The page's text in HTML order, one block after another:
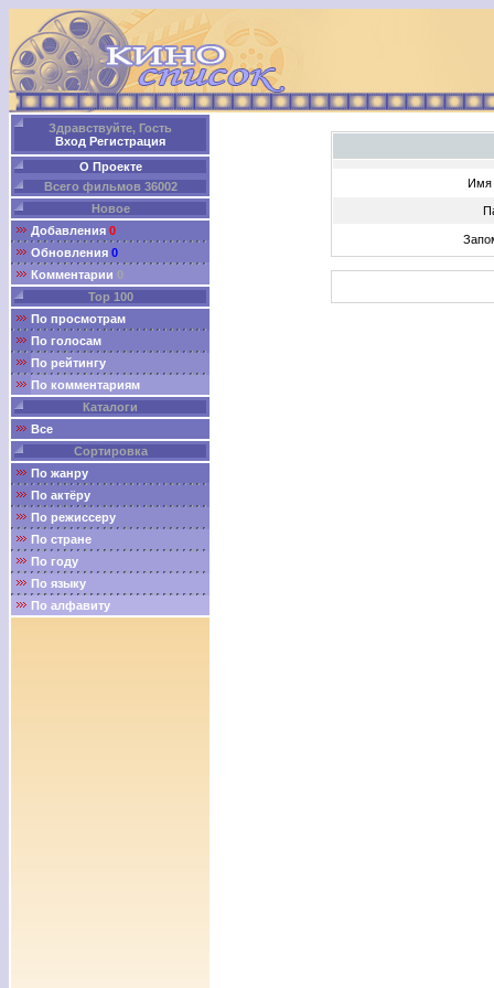
Здравствуйте, Гость
Вход Регистрация
О Проекте
Всего фильмов 36002
Новое
Добавления 0
Обновления 0
Комментарии 0
Top 100
По просмотрам
По голосам
По рейтингу
По комментариям
Каталоги
Все
Сортировка
По жанру
По актёру
По режиссеру
По стране
По году
По языку
По алфавиту
Имя